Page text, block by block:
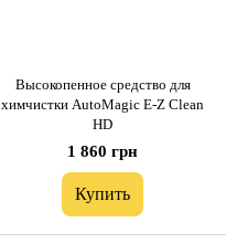
Высокопенное средство для
химчистки AutoMagic E-Z Clean
HD
1 860 грн
Купить